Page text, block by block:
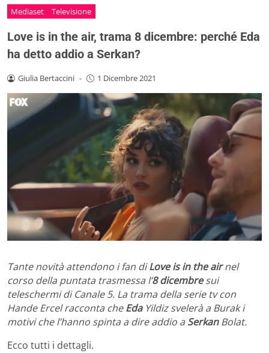
Mediaset Televisione
Love is in the air, trama 8 dicembre: perché Eda
ha detto addio a Serkan?
Giulia Bertaccini - 1 Dicembre 2021
Tante novità attendono i fan diLove is in the airnel
corso della puntata trasmessa l’8 dicembresui
teleschermi di Canale 5. La trama della serie tv con
Hande Ercel racconta cheEdaYildiz svelerà a Burak i
motivi che l’hanno spinta a dire addio a SerkanBolat.
Ecco tutti i dettagli.